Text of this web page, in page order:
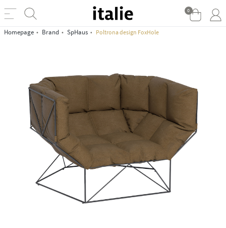
0
Homepage Brand SpHaus Poltrona design FoxHole